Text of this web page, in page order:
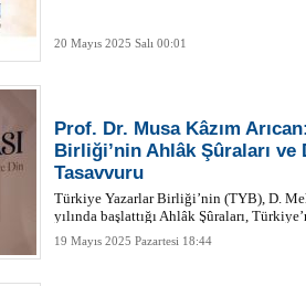
20 Mayıs 2025 Salı 00:01
Prof. Dr. Musa Kâzım
Birliği’nin Ahlâk Şûraları ve
Tasavvuru
Türkiye Yazarlar Birliği’nin (TYB), D.
yılında başlattığı Ahlâk Şûraları,
karşı bir arayış ve diriliş çağrısı
19 Mayıs 2025 Pazartesi 18:44